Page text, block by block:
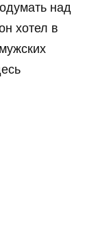
над
хотел в